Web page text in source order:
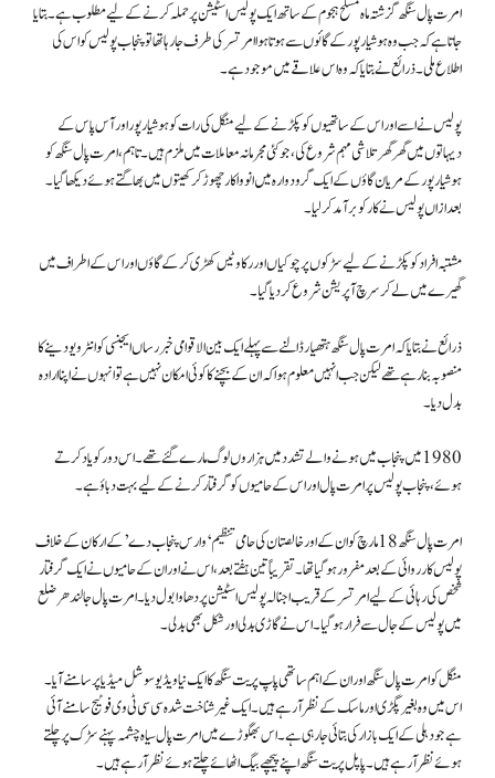
امرت پال سنگھ گزشتہ ماہ مسلح ہجوم کے ساتھ ایک پولیس اسٹیشن پر حملہ کرنے کے لیے مطلوب ہے۔ بتایا
جاتا ہے کہ جب وہ ہوشیار پور کے گائوں سے ہوتا ہوا امرتسر کی طرف جا رہا تھا تو پنجاب پولیس کو اس کی
اطلاع ملی۔ ذرائع نے بتایا کہ وہ اس علاقے میں موجود ہے۔
پولیس نے اسے اور اس کے ساتھیوں کو پکڑنے کے لیے منگل کی رات کو ہوشیار پور اور آس پاس کے
دیہاتوں میں گھر گھر تلاشی مہم شروع کی، جو کئی مجرمانہ معاملات میں ملزم ہیں۔ تاہم، امرت پال سنگھ کو
ہوشیار پور کے مریان گاؤں کے ایک گرودوارہ میں انووا کار چھوڑ کر کھیتوں میں بھاگتے ہوئے دیکھا گیا۔
بعد ازاں پولیس نے کار کو برآمد کرلیا۔
مشتبہ افراد کو پکڑنے کے لیے سڑکوں پر چوکیاں اور رکاوٹیں کھڑی کر کے گاؤں اور اس کے اطراف میں
گھیرے میں لے کر سرچ آپریشن شروع کر دیا گیا۔
ذرائع نے بتایا کہ امرت پال سنگھ ہتھیار ڈالنے سے پہلے ایک بین الاقوامی خبر رساں ایجنسی کو انٹرویو دینے کا
منصوبہ بنا رہے تھے لیکن جب انہیں معلوم ہوا کہ ان کے بچنے کا کوئی امکان نہیں ہے تو انہوں نے اپنا ارادہ
بدل دیا۔
1980 میں پنجاب میں ہونے والے تشدد میں ہزاروں لوگ مارے گئے تھے۔ اس دور کو یاد کرتے
ہوئے، پنجاب پولیس پر امرت پال اور اس کے حامیوں کو گرفتار کرنے کے لیے بہت دباؤ ہے۔
امرت پال سنگھ 18 مارچ کو ان کے اور خالصتان کی حامی تنظیم ‘وارس پنجاب دے’ کے ارکان کے خلاف
پولیس کارروائی کے بعد مفرور ہو گیا تھا۔ تقریباً تین ہفتے بعد، اس نے اور ان کے حامیوں نے ایک گرفتار
شخص کی رہائی کے لیے امرتسر کے قریب اجنالہ پولیس اسٹیشن پر دھاوا بول دیا۔ امرت پال جالندھر ضلع
میں پولیس کے جال سے فرار ہو گیا۔ اس نے گاڑی بدلی اور شکل بھی بدلی۔
منگل کو امرت پال سنگھ اور ان کے اہم ساتھی پاپ پریت سنگھ کا ایک نیا ویڈیو سوشل میڈیا پر سامنے آیا۔
اس میں وہ بغیر پگڑی اور ماسک کے نظر آرہے ہیں۔ایک غیر شناخت شدہ سی سی ٹی وی فوٹیج سامنے آئی
ہے جو دہلی کے ایک بازار کی بتائی جارہی ہے۔ اس بھگوڑے میں امرت پال سیاہ چشمہ پہنے سڑک پر چلتے
ہوئے نظر آ رہے ہیں۔ پاپل پریت سنگھ اپنے پیچھے بیگ اٹھائے چلتے ہوئے نظر آ رہے ہیں۔